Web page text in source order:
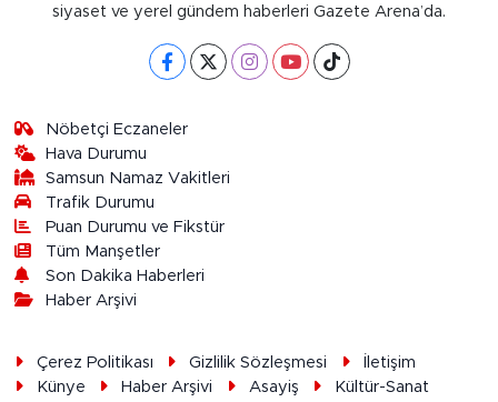
siyaset ve yerel gündem haberleri Gazete Arena’da.
Nöbetçi Eczaneler
Hava Durumu
Samsun Namaz Vakitleri
Trafik Durumu
Puan Durumu ve Fikstür
Tüm Manşetler
Son Dakika Haberleri
Haber Arşivi
Çerez Politikası Gizlilik Sözleşmesi
İletişim
Künye
Haber Arşivi Asayiş
Kültür-Sanat